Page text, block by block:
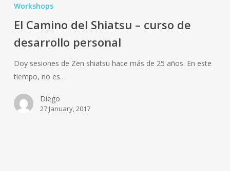
–
curso
desarrollo
personal
Workshops
El Camino del Shiatsu – curso de
desarrollo personal
Doy sesiones de Zen shiatsu hace más de 25 años. En este
tiempo, no es…
Diego
27 January, 2017